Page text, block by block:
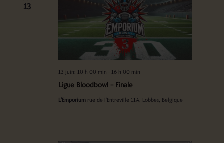
13
Ligue Bloodbowl – Finale
13 juin: 10 h 00 min - 16 h 00 min
L'Emporium rue de l'Entreville 11A, Lobbes, Belgique